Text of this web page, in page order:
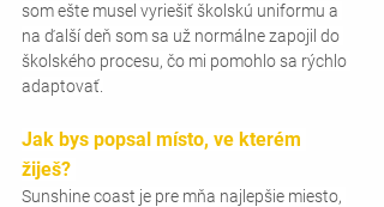
som ešte musel vyriešiť školskú uniformu a
na ďalší deň som sa už normálne zapojil do
školského procesu, čo mi pomohlo sa rýchlo
adaptovať.
Jak bys popsal místo, ve kterém
žiješ?
Sunshine coast je pre mňa najlepšie miesto,